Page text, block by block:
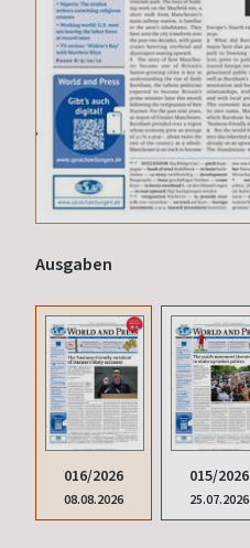
Ausgaben
016/2026
08.08.2026
015/2026
25.07.2026